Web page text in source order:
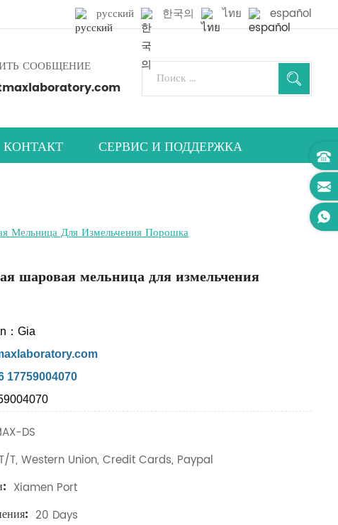
русский 한국의 ไทย español
СООБЩЕНИЕ
КОНТАКТ СЕРВИС И ПОДДЕРЖКА
Мельница Для Измельчения Порошка
шаровая мельница для измельчения
：Gia
17759004070
DS
T, Western Union, Credit Cards, Paypal
Xiamen Port
20 Days